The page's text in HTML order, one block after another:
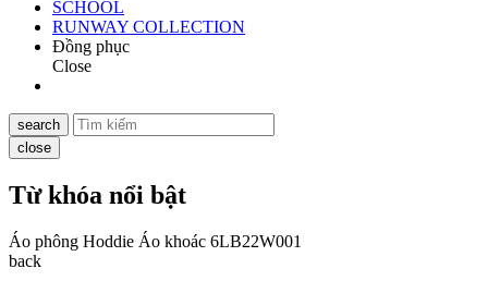
SCHOOL
RUNWAY COLLECTION
Đồng phục
Close
search
close
Từ khóa nổi bật
Áo phông Hoddie Áo khoác 6LB22W001
back